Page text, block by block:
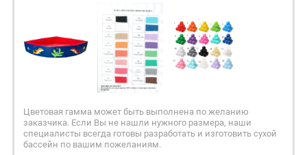
Цветовая гамма может быть выполнена по желанию
заказчика. Если Вы не нашли нужного размера, наши
специалисты всегда готовы разработать и изготовить сухой
бассейн по вашим пожеланиям.